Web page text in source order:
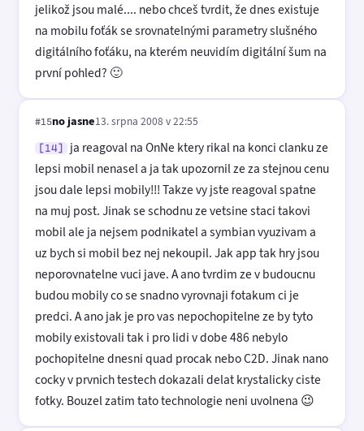
jelikož jsou malé.... nebo chceš tvrdit, že dnes existuje
na mobilu foťák se srovnatelnými parametry slušného
digitálního foťáku, na kterém neuvidím digitální šum na
první pohled? 🙂
#15no jasne13. srpna 2008 v 22:55
[14]
ja reagoval na OnNe ktery rikal na konci clanku ze
lepsi mobil nenasel a ja tak upozornil ze za stejnou cenu
jsou dale lepsi mobily!!! Takze vy jste reagoval spatne
na muj post. Jinak se schodnu ze vetsine staci takovi
mobil ale ja nejsem podnikatel a symbian vyuzivam a
uz bych si mobil bez nej nekoupil. Jak app tak hry jsou
neporovnatelne vuci jave. A ano tvrdim ze v budoucnu
budou mobily co se snadno vyrovnaji fotakum ci je
predci. A ano jak je pro vas nepochopitelne ze by tyto
mobily existovali tak i pro lidi v dobe 486 nebylo
pochopitelne dnesni quad procak nebo C2D. Jinak nano
cocky v prvnich testech dokazali delat krystalicky ciste
fotky. Bouzel zatim tato technologie neni uvolnena 😉